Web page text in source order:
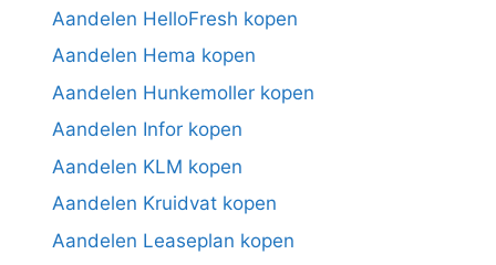
Aandelen HelloFresh kopen
Aandelen Hema kopen
Aandelen Hunkemoller kopen
Aandelen Infor kopen
Aandelen KLM kopen
Aandelen Kruidvat kopen
Aandelen Leaseplan kopen